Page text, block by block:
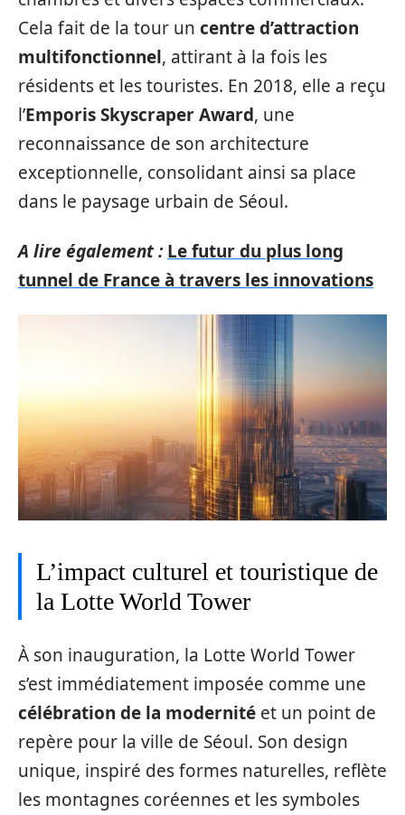
Cela fait de la tour un centre d’attraction
multifonctionnel, attirant à la fois les
résidents et les touristes. En 2018, elle a reçu
l’Emporis Skyscraper Award, une
reconnaissance de son architecture
exceptionnelle, consolidant ainsi sa place
dans le paysage urbain de Séoul.
A lire également : Le futur du plus long
tunnel de France à travers les innovations
L’impact culturel et touristique de
la Lotte World Tower
À son inauguration, la Lotte World Tower
s’est immédiatement imposée comme une
célébration de la modernité et un point de
repère pour la ville de Séoul. Son design
unique, inspiré des formes naturelles, reflète
les montagnes coréennes et les symboles